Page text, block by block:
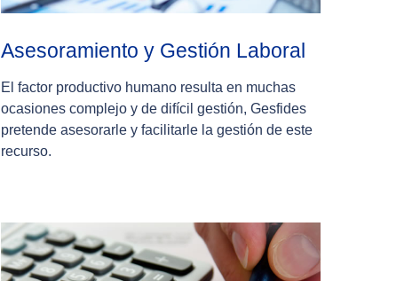
Asesoramiento y Gestión Laboral
El factor productivo humano resulta en muchas
ocasiones complejo y de difícil gestión, Gesfides
pretende asesorarle y facilitarle la gestión de este
recurso.